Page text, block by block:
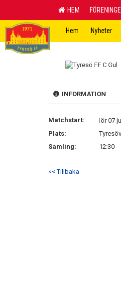
HEM
Hem Nyheter
INFORMATION
Matchstart:
lör 07
Plats:
Samling:
12:30
<< Tillbaka